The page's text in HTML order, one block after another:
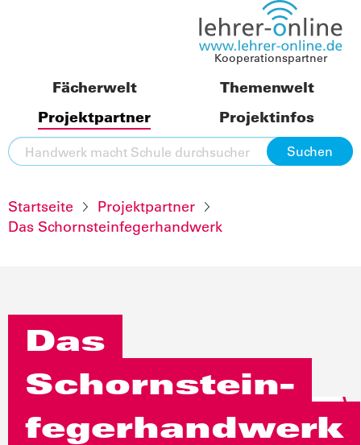
Kooperationspartner
Fächerwelt
Themenwelt
Projektpartner
Projektinfos
Startseite
Projektpartner
Das Schornsteinfegerhandwerk
Das
Schornstein­
feger­handwerk